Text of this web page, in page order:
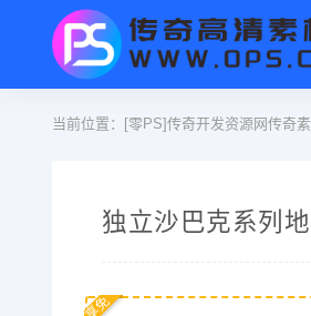
当前位置： [零PS]传奇开发资源网传奇
独立沙巴克系列
享免